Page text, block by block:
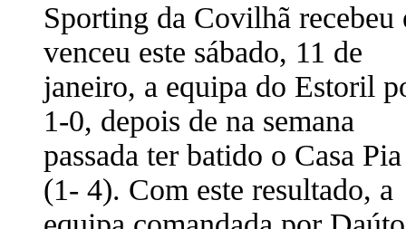
Sporting da Covilhã recebeu
venceu este sábado, 11 de
janeiro, a equipa do Estoril
1-0, depois de na semana
passada ter batido o Casa Pia
(1- 4). Com este resultado, a